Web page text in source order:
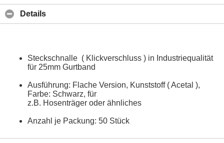
Details
Steckschnalle ( Klickverschluss ) in Industriequalität
für 25mm Gurtband
Ausführung: Flache Version, Kunststoff ( Acetal ),
Farbe: Schwarz, für
z.B. Hosenträger oder ähnliches
Anzahl je Packung: 50 Stück